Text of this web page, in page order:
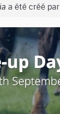
a été créé par